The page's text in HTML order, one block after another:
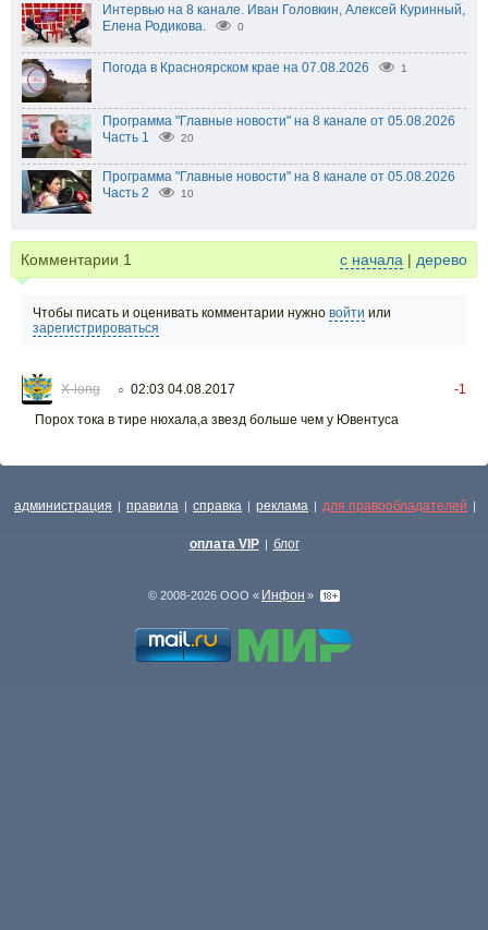
Интервью на 8 канале. Иван Головкин, Алексей Куринный,
Елена Родикова.
0
Погода в Красноярском крае на 07.08.2026 1
Программа "Главные новости" на 8 канале от 05.08.2026
Часть 1
20
Программа "Главные новости" на 8 канале от 05.08.2026
Часть 2
10
Комментарии 1 с начала | дерево
Чтобы писать и оценивать комментарии нужно войти или
зарегистрироваться
X-long ○ 02:03 04.08.2017
-1
Порох тока в тире нюхала,а звезд больше чем у Ювентуса
администрация | правила | справка | реклама | для правообладателей |
оплата VIP | блог
© 2008-2026 ООО « Инфон »